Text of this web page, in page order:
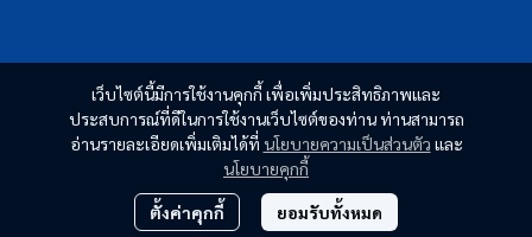
เว็บไซต์นี้มีการใช้งานคุกกี้ เพื่อเพิ่มประสิทธิภาพและ
ประสบการณ์ที่ดีในการใช้งานเว็บไซต์ของท่าน ท่านสามารถ
อ่านรายละเอียดเพิ่มเติมได้ที่ นโยบายความเป็นส่วนตัว และ
นโยบายคุกกี้
ตั้งค่าคุกกี้ ยอมรับทั้งหมด